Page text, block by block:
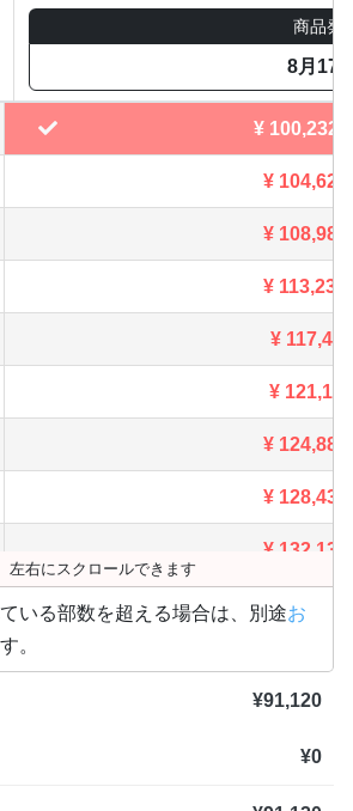
商品発
8月17
¥ 100,232
¥ 104,621
¥ 108,988
¥ 113,234
¥ 117,491
¥ 121,187
¥ 124,883
¥ 128,436
¥ 132,132
¥ 135,960
¥ 174,174
193,336
左右にスクロールできます
いる部数を超える場合は、別途お
。
¥91,120
¥0